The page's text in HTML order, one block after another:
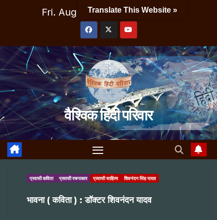
Fri. Aug 7th, 2026 5:21:20 PM
वैश्विक हिंदी परिवार
प्रवासी कविता प्रवासी रचनाकार प्रवासी साहित्य शिवनंदन सिंह यादव
भावना ( कविता ) : डॉक्टर शिवनंदन यादव
Translate This Website »